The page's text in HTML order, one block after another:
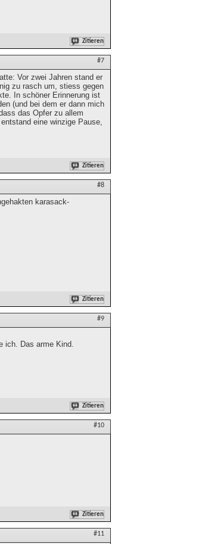
Zitieren
#7
Vor zwei Jahren stand er
zu rasch um, stiess gegen
In schöner Erinnerung ist
(und bei dem er dann mich
das Opfer zu allem
eine winzige Pause,
Zitieren
#8
karasack-
Zitieren
#9
ich. Das arme Kind.
Zitieren
#10
Zitieren
#11